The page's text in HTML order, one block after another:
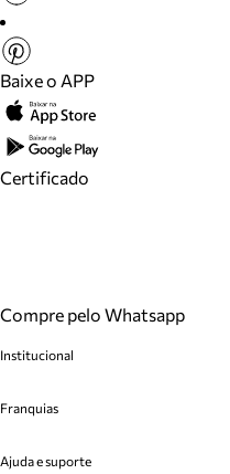
Baixe o APP
Certificado
Compre pelo Whatsapp
Institucional
Cashback
Franquias
Ajuda e suporte